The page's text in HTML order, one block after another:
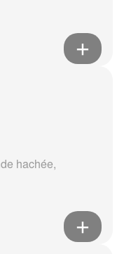
hachée,